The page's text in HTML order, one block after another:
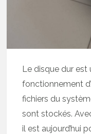
Le disque dur
fonctionnement
fichiers du
sont stockés.
il est aujourd’hui